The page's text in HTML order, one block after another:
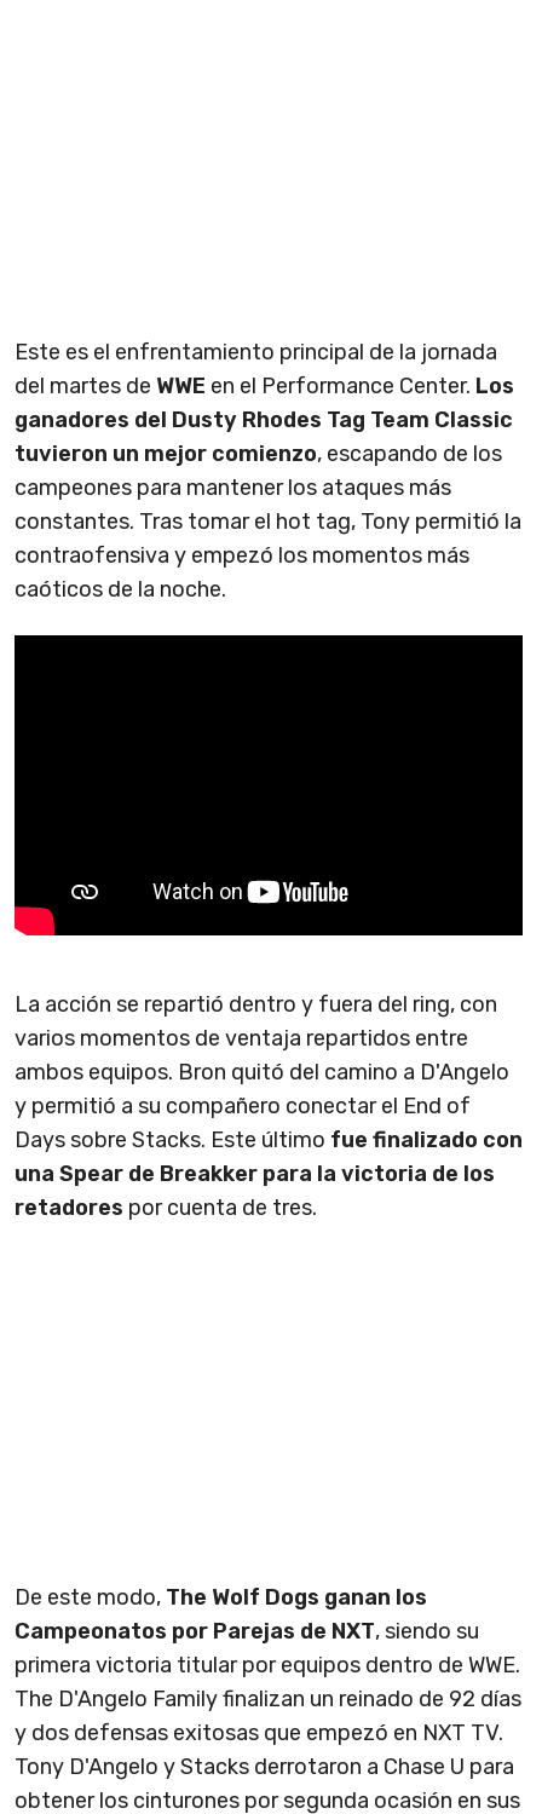
Este es el enfrentamiento principal de la jornada
del martes de WWE en el Performance Center. Los
ganadores del Dusty Rhodes Tag Team Classic
tuvieron un mejor comienzo, escapando de los
campeones para mantener los ataques más
constantes. Tras tomar el hot tag, Tony permitió la
contraofensiva y empezó los momentos más
caóticos de la noche.
La acción se repartió dentro y fuera del ring, con
varios momentos de ventaja repartidos entre
ambos equipos. Bron quitó del camino a D'Angelo
y permitió a su compañero conectar el End of
Days sobre Stacks. Este último fue finalizado con
una Spear de Breakker para la victoria de los
retadores por cuenta de tres.
De este modo, The Wolf Dogs ganan los
Campeonatos por Parejas de NXT, siendo su
primera victoria titular por equipos dentro de WWE.
The D'Angelo Family finalizan un reinado de 92 días
y dos defensas exitosas que empezó en NXT TV.
Tony D'Angelo y Stacks derrotaron a Chase U para
obtener los cinturones por segunda ocasión en sus